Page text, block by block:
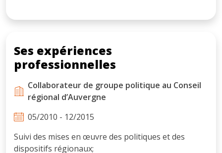
Ses expériences
professionnelles
Collaborateur de groupe politique au Conseil
régional d’Auvergne
05/2010 - 12/2015
Suivi des mises en œuvre des politiques et des
dispositifs régionaux;